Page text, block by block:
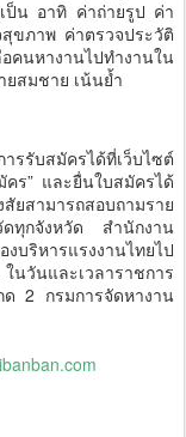
เป็น อาทิ ค่าถ่ายรูป ค่า
ขภาพ ค่าตรวจประวัติ
คนหางานไปทำงานใน
ยสมชาย เน้นย้ำ
บสมัครได้ที่เว็บไซต์
คร” และยื่นใบสมัครได้
สามารถสอบถามราย
ดทุกจังหวัด สำนักงาน
บริหารแรงงานไทยไป
นวันและเวลาราชการ
2 กรมการจัดหางาน